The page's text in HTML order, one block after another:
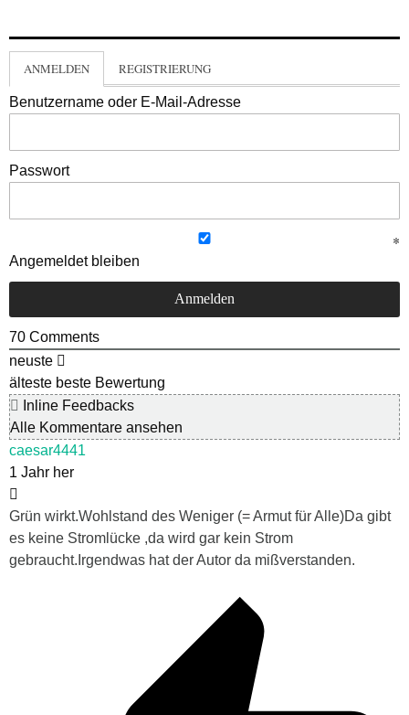
ANMELDEN REGISTRIERUNG
Benutzername oder E-Mail-Adresse
Passwort
Angemeldet bleiben
70 Comments
neuste
älteste beste Bewertung
Inline Feedbacks
Alle Kommentare ansehen
caesar4441
1 Jahr her
Grün wirkt.Wohlstand des Weniger (= Armut für Alle)Da gibt
es keine Stromlücke ,da wird gar kein Strom
gebraucht.Irgendwas hat der Autor da mißverstanden.